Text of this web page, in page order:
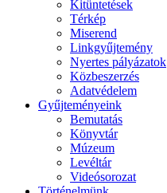
Kitüntetések
Térkép
Miserend
Linkgyűjtemény
Nyertes pályázatok
Közbeszerzés
Adatvédelem
Gyűjteményeink
Bemutatás
Könyvtár
Múzeum
Levéltár
Videósorozat